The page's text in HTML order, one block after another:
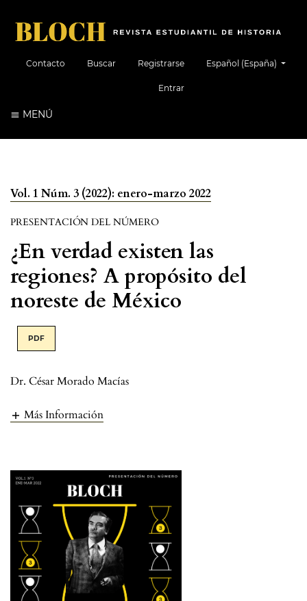
Contacto Buscar Registrarse
Entrar
Español (España)
MENÚ
Vol. 1 Núm. 3 (2022): enero-marzo 2022
PRESENTACIÓN DEL NÚMERO
¿En verdad existen las
regiones? A propósito del
noreste de México
PDF
Dr. César Morado Macías
Más Información